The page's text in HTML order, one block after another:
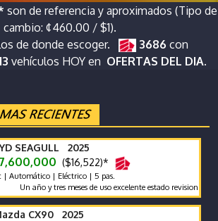
son de referencia y aproximados (Tipo de
cambio: ¢460.00 / $1).
de donde escoger. 3686 con
vehículos HOY en OFERTAS DEL DIA.
SEAGULL 2025
($16,522)*
| Automático | Eléctrico | 5 pas.
Un año y tres meses de uso excelente estado revision reciente
CX90 2025